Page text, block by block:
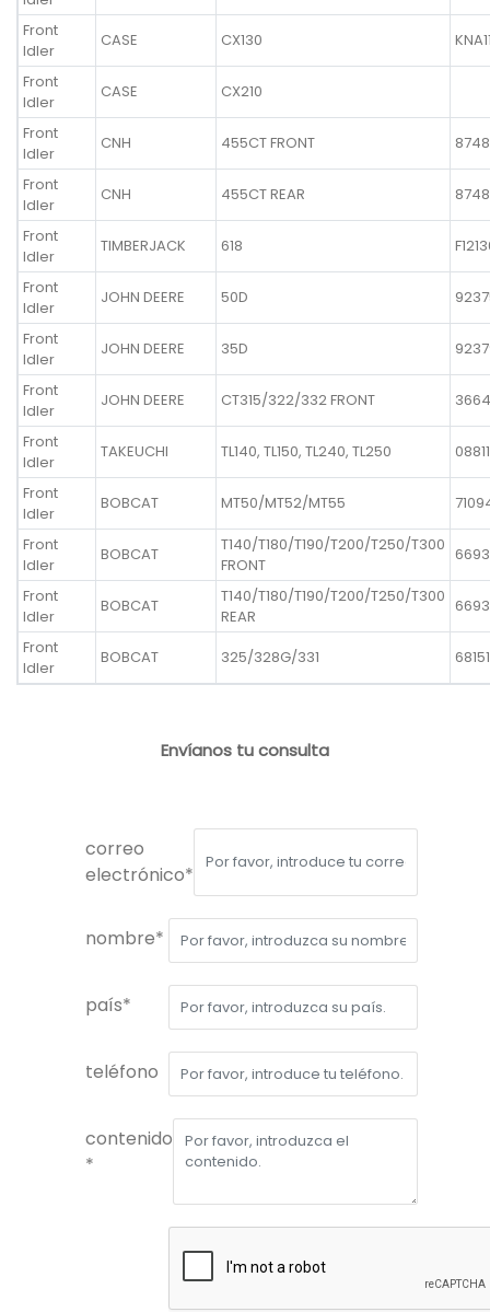
Front
Idler
CASE CX130
Front
Idler
CASE
CX210
Front
Idler
CNH 455CT FRONT
Front
Idler
CNH 455CT REAR
Front
Idler
TIMBERJACK 618
Front
Idler
JOHN DEERE 50D
Front
Idler
JOHN DEERE 35D
Front
Idler
JOHN DEERE CT315/322/332 FRONT
Front
Idler
TAKEUCHI TL140, TL150, TL240, TL250
Front
Idler
BOBCAT MT50/MT52/MT55
Front
Idler
BOBCAT
T140/T180/T190/T200/T250/T300
FRONT
Front
Idler
BOBCAT
T140/T180/T190/T200/T250/T300
REAR
Front
Idler
BOBCAT 325/328G/331
Envíanos tu consulta
correo
electrónico*
nombre*
país*
teléfono
contenido
*